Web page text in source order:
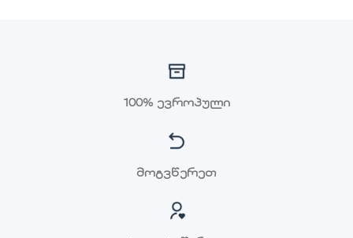
100% ევროპული
მოგვწერეთ